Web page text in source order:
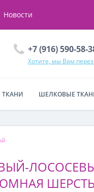
Новости
+7 (916) 590-58-
Хотите, мы Вам
ШЕЛКОВЫЕ